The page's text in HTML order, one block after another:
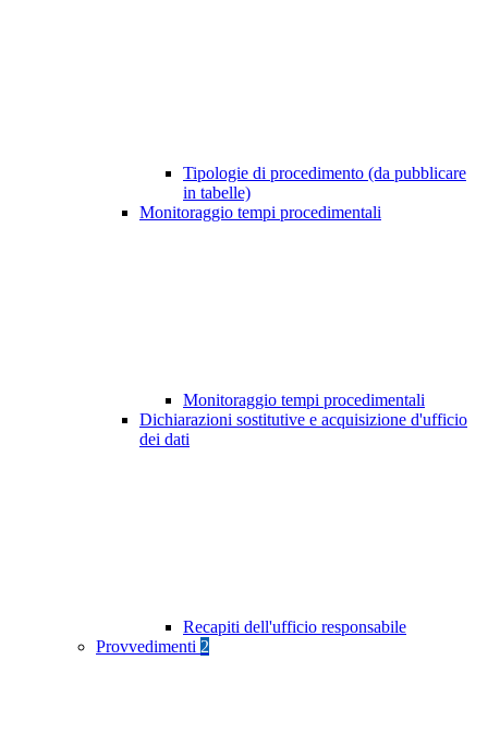
Tipologie di procedimento (da pubblicare
in tabelle)
Monitoraggio tempi procedimentali
Monitoraggio tempi procedimentali
Dichiarazioni sostitutive e acquisizione d'ufficio
dei dati
Recapiti dell'ufficio responsabile
Provvedimenti 2